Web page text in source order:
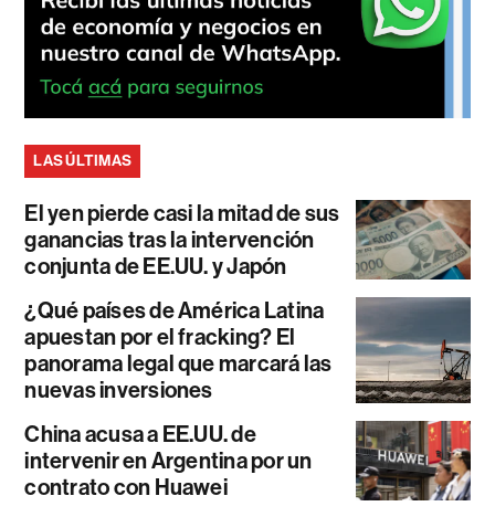
LAS ÚLTIMAS
El yen pierde casi la mitad de sus
ganancias tras la intervención
conjunta de EE.UU. y Japón
¿Qué países de América Latina
apuestan por el fracking? El
panorama legal que marcará las
nuevas inversiones
China acusa a EE.UU. de
intervenir en Argentina por un
contrato con Huawei